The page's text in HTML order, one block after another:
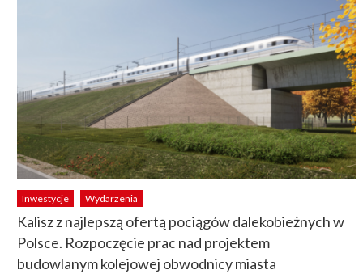
Inwestycje Wydarzenia
Kalisz z najlepszą ofertą pociągów dalekobieżnych w
Polsce. Rozpoczęcie prac nad projektem
budowlanym kolejowej obwodnicy miasta